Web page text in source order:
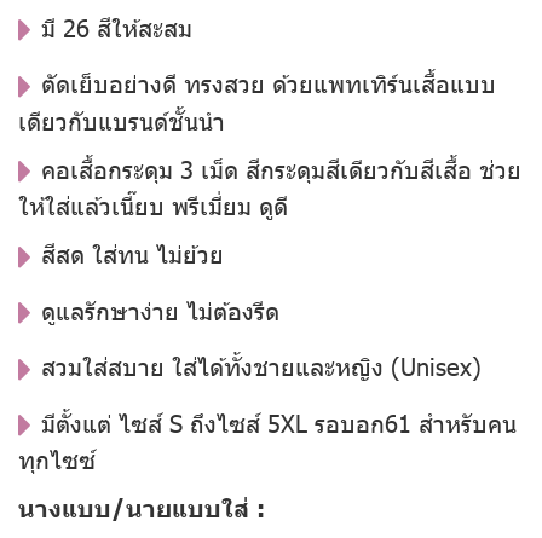
มี 26 สีให้สะสม
ตัดเย็บอย่างดี ทรงสวย ด้วยแพทเทิร์นเสื้อแบบ
เดียวกับแบรนด์ชั้นนำ
คอเสื้อกระดุม 3 เม็ด สีกระดุมสีเดียวกับสีเสื้อ ช่วย
ให้ใส่แล้วเนี๊ยบ พรีเมี่ยม ดูดี
สีสด ใส่ทน ไม่ย้วย
ดูแลรักษาง่าย ไม่ต้องรีด
สวมใส่สบาย ใส่ได้ทั้งชายและหญิง (Unisex)
มีตั้งแต่ ไซส์ S ถึงไซส์ 5XL รอบอก61 สำหรับคน
ทุกไซซ์
นางแบบ/นายแบบใส่ :